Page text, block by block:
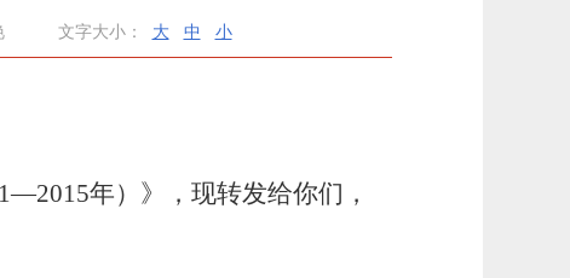
文字大小： 大 中 小
年）》，现转发给你们，